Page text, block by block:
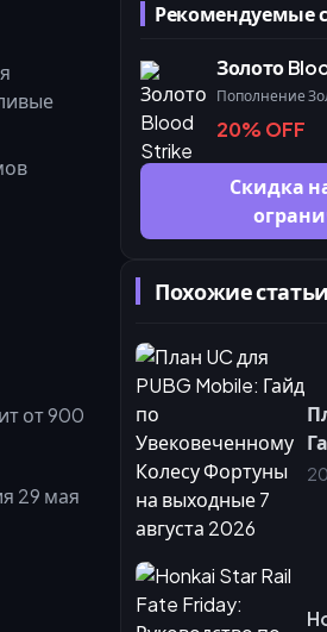
Устранение неполадок и
меты
Часто задаваемые
Рекомендуемые
Золото
Пополнение
20% OFF
Скидка
Похожие статьи
от 900
29 мая